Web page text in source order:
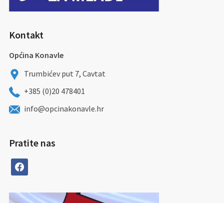
Kontakt
Općina Konavle
Trumbićev put 7, Cavtat
+385 (0)20 478401
info@opcinakonavle.hr
Pratite nas
facebook